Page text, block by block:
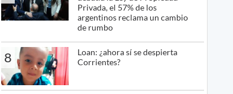
Privada, el 57% de los
argentinos reclama un cambio
de rumbo
8
Loan: ¿ahora sí se despierta
Corrientes?